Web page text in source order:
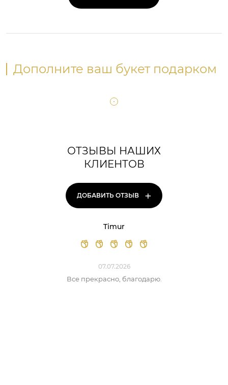
Дополните ваш букет подарком
ОТЗЫВЫ НАШИХ
КЛИЕНТОВ
ДОБАВИТЬ ОТЗЫВ +
Timur
07.07.2026
Все прекрасно, благодарю.